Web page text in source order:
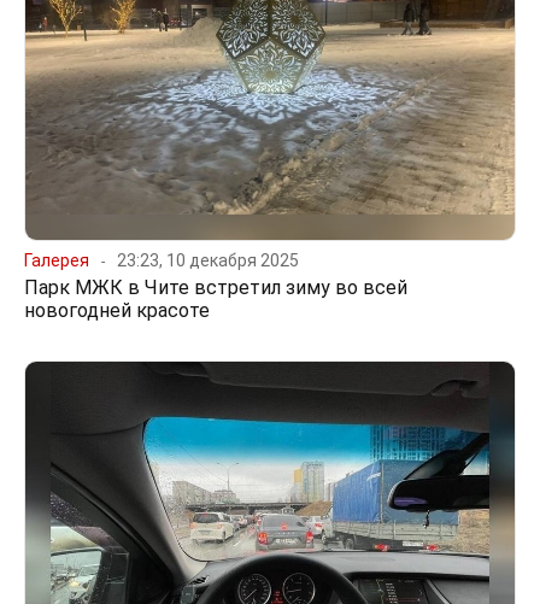
Галерея 23:23, 10 декабря 2025
Парк МЖК в Чите встретил зиму во всей
новогодней красоте